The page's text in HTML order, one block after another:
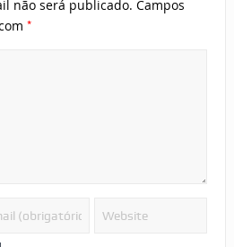
não será publicado. Campos
*